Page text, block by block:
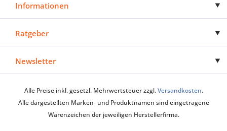
Informationen
Ratgeber
Newsletter
Alle Preise inkl. gesetzl. Mehrwertsteuer zzgl.Versandkosten.
Alle dargestellten Marken- und Produktnamen sind eingetragene
Warenzeichen der jeweiligen Herstellerfirma.